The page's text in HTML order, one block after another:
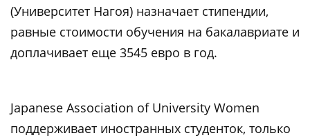
(Университет Нагоя) назначает стипендии,
равные стоимости обучения на бакалавриате и
доплачивает еще 3545 евро в год.
Japanese Association of University Women
поддерживает иностранных студенток, только